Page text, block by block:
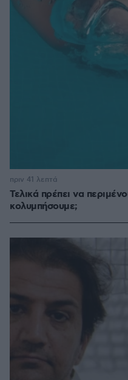
Τελικά πρέπει να
κολυμπήσουμε;
πριν 41 λεπτά